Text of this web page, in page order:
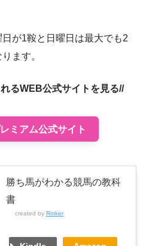
が1鞍と日曜日は最大でも2
ます。
るWEB公式サイトを見る//
ミアム公式サイト
勝ち馬がわかる競馬の教科
書
created by Rinker